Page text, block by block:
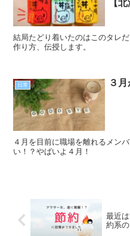
【
結局たどり着いたのはこのタレ
作り方、伝授します。
日常 ３
４月を目前に職場を離れるメン
い！？やばいよ４月！
最近
約系